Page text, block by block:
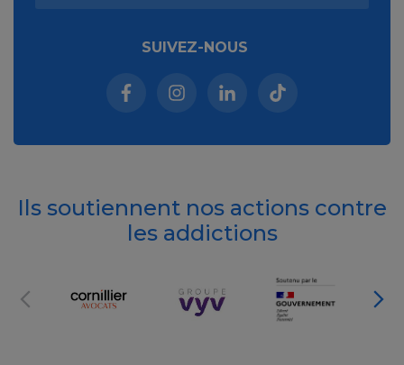
SUIVEZ-NOUS
Facebook (nouvelle fenêtre)
Instagram (nouvelle fenêtre)
Linkedin (nouvelle
Tiktok (nouvelle
Ils soutiennent nos actions contre
les addictions